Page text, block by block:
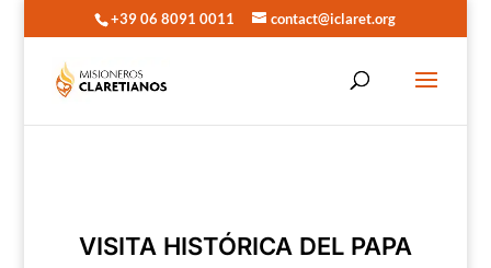
+39 06 8091 0011 contact@iclaret.org
VISITA HISTÓRICA DEL PAPA